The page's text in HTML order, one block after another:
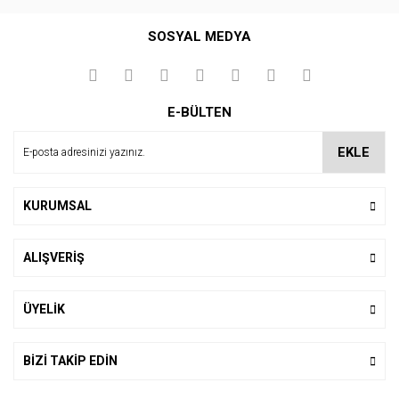
SOSYAL MEDYA
E-BÜLTEN
EKLE
KURUMSAL
ALIŞVERİŞ
ÜYELİK
BİZİ TAKİP EDİN